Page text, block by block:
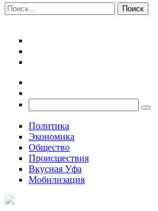
Политика
Экономика
Общество
Происшествия
Вкусная Уфа
Мобилизация